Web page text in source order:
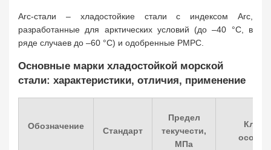
Arc-стали – хладостойкие стали с индексом Arc,
разработанные для арктических условий (до –40 °C, в
ряде случаев до –60 °C) и одобренные РМРС.
Основные марки хладостойкой морской
стали: характеристики, отличия, применение
Обозначение Стандарт
Предел
текучести,
МПа